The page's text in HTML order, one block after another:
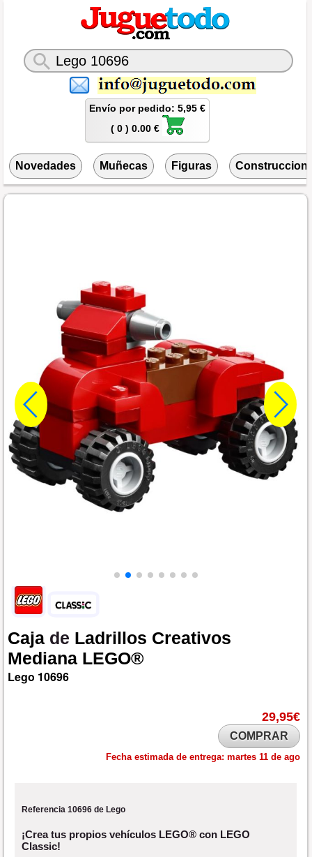
Envío por pedido: 5,95 €
( 0 ) 0.00 €
Novedades Muñecas Figuras
Caja de Ladrillos Creativos
Mediana LEGO®
Lego 10696
29,95€
COMPRAR
Fecha estimada de entrega: martes 11 de ago
Referencia 10696 de Lego
¡Crea tus propios vehículos LEGO® con LEGO
Classic!